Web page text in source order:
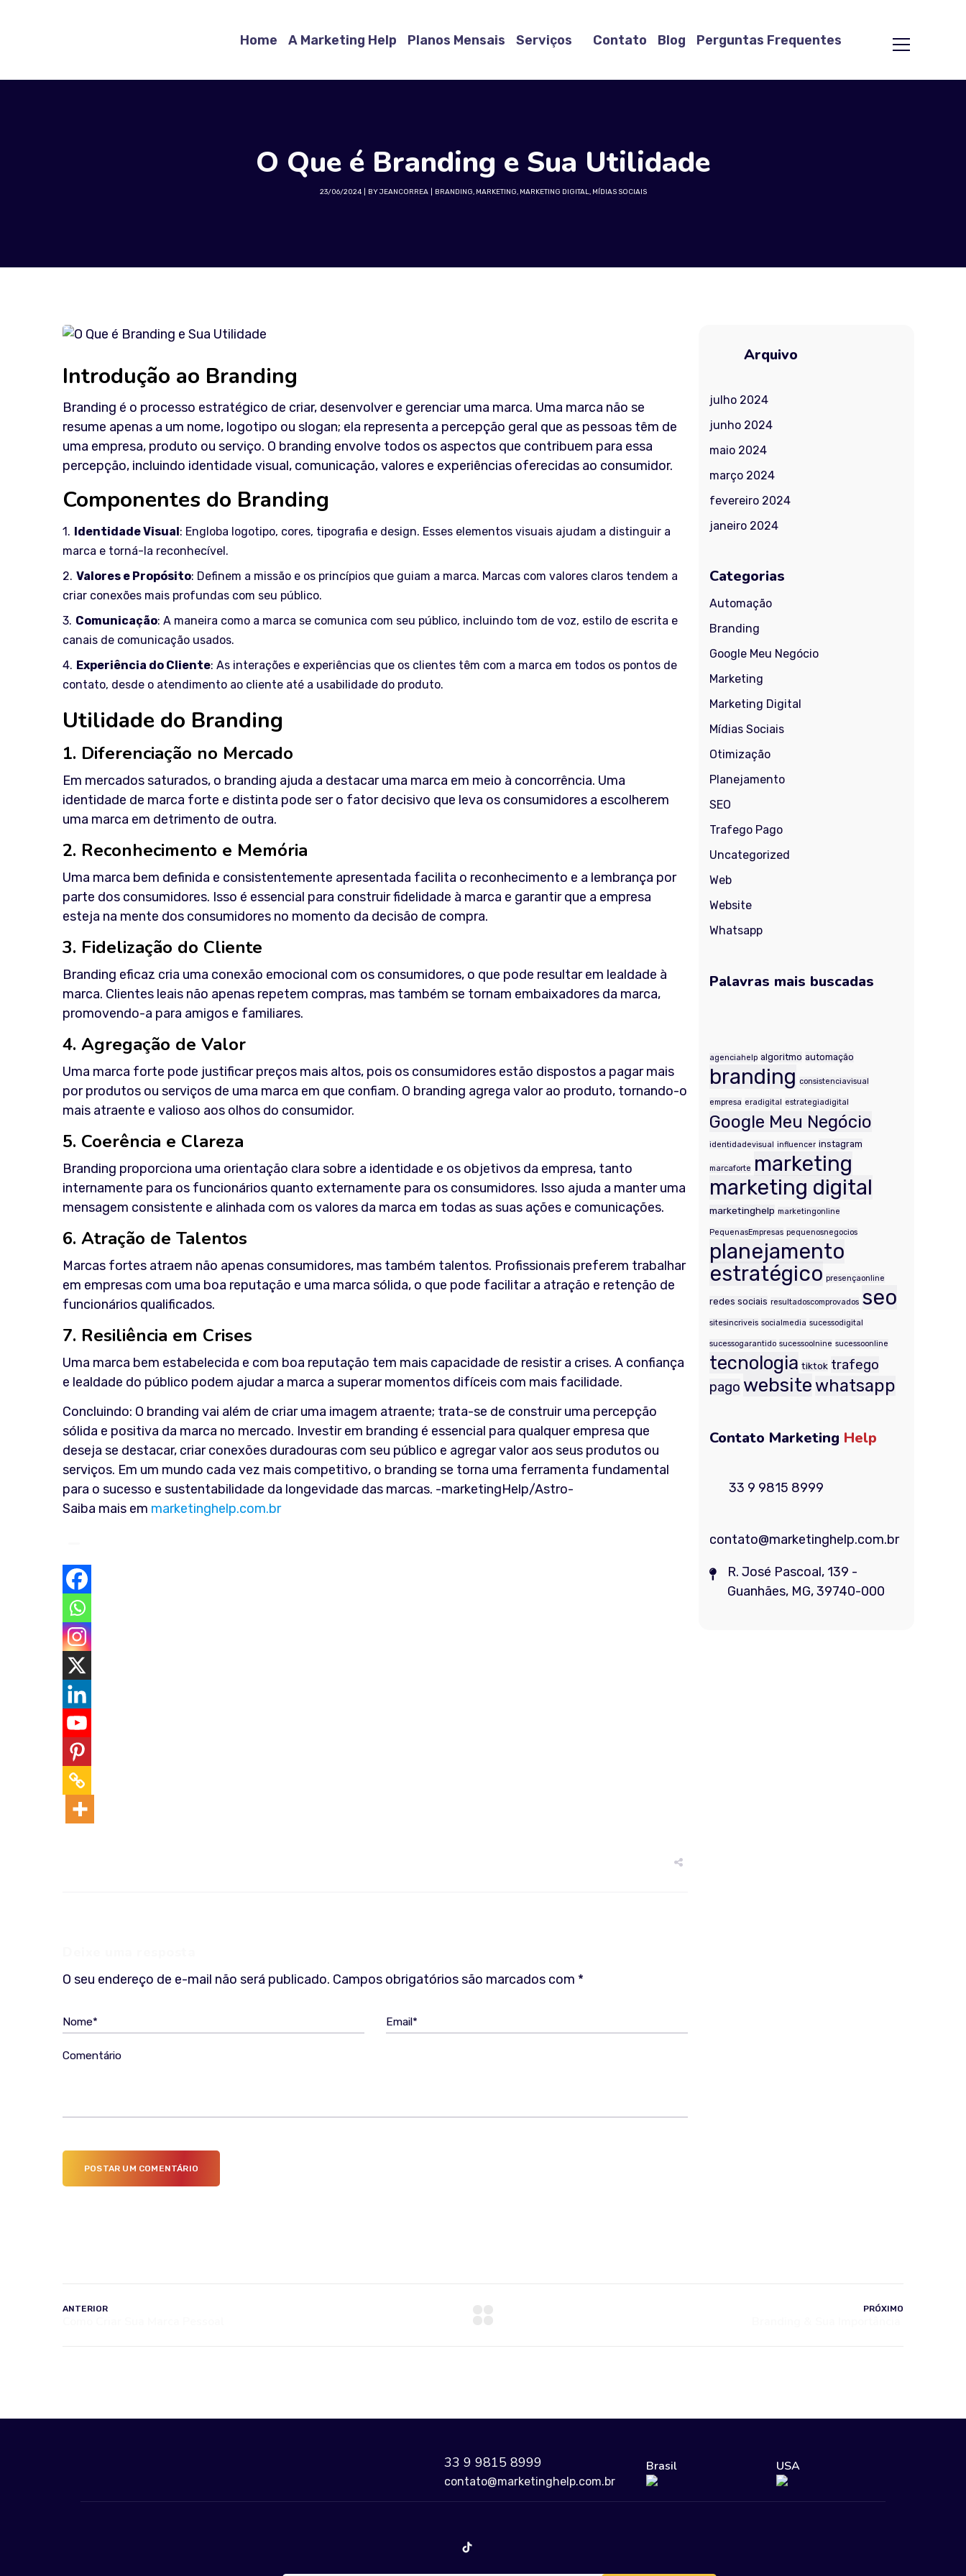
Home A Marketing Help Planos Mensais Serviços Contato Blog Perguntas Frequentes
O Que é Branding e Sua Utilidade
23/06/2024 BYJEANCORREA BRANDING, MARKETING, MARKETING DIGITAL, MÍDIAS SOCIAIS
Introdução ao Branding
Branding é o processo estratégico de criar, desenvolver e gerenciar uma marca. Uma marca não se
resume apenas a um nome, logotipo ou slogan; ela representa a percepção geral que as pessoas têm de
uma empresa, produto ou serviço. O branding envolve todos os aspectos que contribuem para essa
percepção, incluindo identidade visual, comunicação, valores e experiências oferecidas ao consumidor.
Componentes do Branding
Identidade Visual: Engloba logotipo, cores, tipografia e design. Esses elementos visuais ajudam a distinguir a
marca e torná-la reconhecível.
Valores e Propósito: Definem a missão e os princípios que guiam a marca. Marcas com valores claros tendem a
criar conexões mais profundas com seu público.
Comunicação: A maneira como a marca se comunica com seu público, incluindo tom de voz, estilo de escrita e
canais de comunicação usados.
Experiência do Cliente: As interações e experiências que os clientes têm com a marca em todos os pontos de
contato, desde o atendimento ao cliente até a usabilidade do produto.
Utilidade do Branding
1. Diferenciação no Mercado
Em mercados saturados, o branding ajuda a destacar uma marca em meio à concorrência. Uma
identidade de marca forte e distinta pode ser o fator decisivo que leva os consumidores a escolherem
uma marca em detrimento de outra.
2. Reconhecimento e Memória
Uma marca bem definida e consistentemente apresentada facilita o reconhecimento e a lembrança por
parte dos consumidores. Isso é essencial para construir fidelidade à marca e garantir que a empresa
esteja na mente dos consumidores no momento da decisão de compra.
3. Fidelização do Cliente
Branding eficaz cria uma conexão emocional com os consumidores, o que pode resultar em lealdade à
marca. Clientes leais não apenas repetem compras, mas também se tornam embaixadores da marca,
promovendo-a para amigos e familiares.
4. Agregação de Valor
Uma marca forte pode justificar preços mais altos, pois os consumidores estão dispostos a pagar mais
por produtos ou serviços de uma marca em que confiam. O branding agrega valor ao produto, tornando-o
mais atraente e valioso aos olhos do consumidor.
5. Coerência e Clareza
Branding proporciona uma orientação clara sobre a identidade e os objetivos da empresa, tanto
internamente para os funcionários quanto externamente para os consumidores. Isso ajuda a manter uma
mensagem consistente e alinhada com os valores da marca em todas as suas ações e comunicações.
6. Atração de Talentos
Marcas fortes atraem não apenas consumidores, mas também talentos. Profissionais preferem trabalhar
em empresas com uma boa reputação e uma marca sólida, o que pode facilitar a atração e retenção de
funcionários qualificados.
7. Resiliência em Crises
Uma marca bem estabelecida e com boa reputação tem mais capacidade de resistir a crises. A confiança
e lealdade do público podem ajudar a marca a superar momentos difíceis com mais facilidade.
Concluindo: O branding vai além de criar uma imagem atraente; trata-se de construir uma percepção
sólida e positiva da marca no mercado. Investir em branding é essencial para qualquer empresa que
deseja se destacar, criar conexões duradouras com seu público e agregar valor aos seus produtos ou
serviços. Em um mundo cada vez mais competitivo, o branding se torna uma ferramenta fundamental
para o sucesso e sustentabilidade da longevidade das marcas. -marketingHelp/Astro-
Saiba mais em marketinghelp.com.br
O seu endereço de e-mail não será publicado. Campos obrigatórios são marcados com *
Nome* Email*
Comentário
POSTAR UM COMENTÁRIO
Arquivo
julho 2024
junho 2024
maio 2024
março 2024
fevereiro 2024
janeiro 2024
Categorias
Automação
Branding
Google Meu Negócio
Marketing
Marketing Digital
Mídias Sociais
Otimização
Planejamento
SEO
Trafego Pago
Uncategorized
Web
Website
Whatsapp
Palavras mais buscadas
agenciahelp algoritmo automação
branding consistenciavisual
empresa eradigital estrategiadigital
Google Meu Negócio
identidadevisual influencer instagram
marcaforte marketing
marketing digital
marketinghelp marketingonline
PequenasEmpresas pequenosnegocios
planejamento
estratégico presençaonline
redes sociais resultadoscomprovados seo
sitesincriveis socialmedia sucessodigital
sucessogarantido sucessoolnine sucessoonline
tecnologia tiktok trafego
pago website whatsapp
Contato Marketing Help
33 9 9815 8999
contato@marketinghelp.com.br
R. José Pascoal, 139 -
Guanhães, MG, 39740-000
ANTERIOR PRÓXIMO
33 9 9815 8999
contato@marketinghelp.com.br
Brasil USA